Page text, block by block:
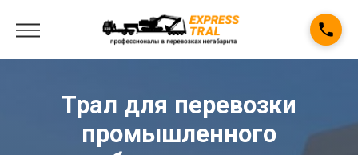
Трал для перевозки
промышленного